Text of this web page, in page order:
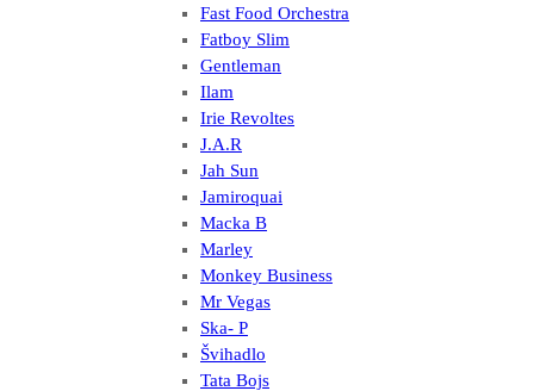
Fast Food Orchestra
Fatboy Slim
Gentleman
Ilam
Irie Revoltes
J.A.R
Jah Sun
Jamiroquai
Macka B
Marley
Monkey Business
Mr Vegas
Ska- P
Švihadlo
Tata Bojs